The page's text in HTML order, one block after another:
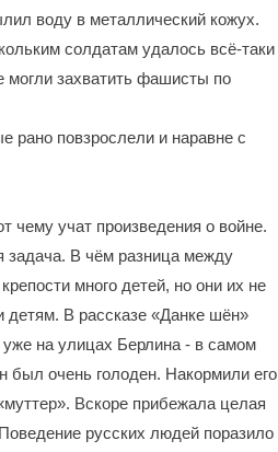
воду в металлический кожух.
солдатам удалось всё-таки
могли захватить фашисты по
рано повзрослели и наравне с
чему учат произведения о войне.
задача. В чём разница между
много детей, но они их не
В рассказе «Данке шён»
на улицах Берлина - в самом
был очень голоден. Накормили его
Вскоре прибежала целая
русских людей поразило